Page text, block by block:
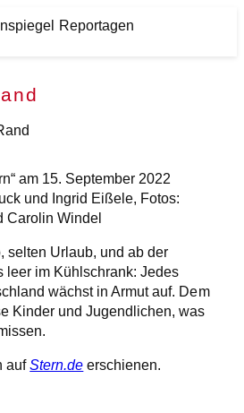
am 15. September 2022
und Ingrid Eißele, Fotos:
Carolin Windel
selten Urlaub, und ab der
leer im Kühlschrank: Jedes
wächst in Armut auf. Dem
Kinder und Jugendlichen, was
aufStern.de erschienen.